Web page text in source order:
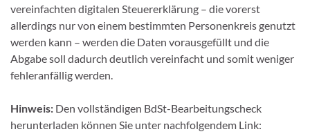
vereinfachten digitalen Steuererklärung – die vorerst
allerdings nur von einem be­stimmten Personenkreis genutzt
werden kann – werden die Daten vorausgefüllt und die
Abgabe soll dadurch deutlich ver­einfacht und somit weniger
fehleranfällig werden.
Hinweis: Den vollständigen BdSt-Bearbeitungscheck
herunterladen können Sie unter nachfolgendem Link: